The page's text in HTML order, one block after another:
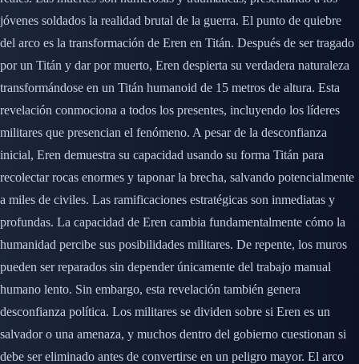
jóvenes soldados la realidad brutal de la guerra. El punto de quiebre
del arco es la transformación de Eren en Titán. Después de ser tragado
por un Titán y dar por muerto, Eren despierta su verdadera naturaleza
transformándose en un Titán humanoid de 15 metros de altura. Esta
revelación conmociona a todos los presentes, incluyendo los líderes
militares que presencian el fenómeno. A pesar de la desconfianza
inicial, Eren demuestra su capacidad usando su forma Titán para
recolectar rocas enormes y taponar la brecha, salvando potencialmente
a miles de civiles. Las ramificaciones estratégicas son inmediatas y
profundas. La capacidad de Eren cambia fundamentalmente cómo la
humanidad percibe sus posibilidades militares. De repente, los muros
pueden ser reparados sin depender únicamente del trabajo manual
humano lento. Sin embargo, esta revelación también genera
desconfianza política. Los militares se dividen sobre si Eren es un
salvador o una amenaza, y muchos dentro del gobierno cuestionan si
debe ser eliminado antes de convertirse en un peligro mayor. El arco